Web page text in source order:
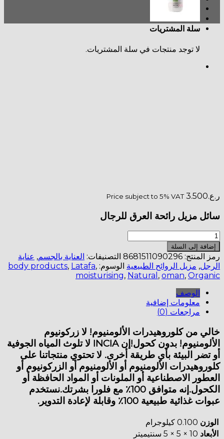
سلة المشتريات
لا توجد منتجات في سلة المشتريات.
ر.ع.3.500
Price subject to 5% VAT
سائل مزيل رائحة العرق للرجال
كمية
سائل
مزيل
رائحة
العرق
للرجال
إضافة إلى السلة
رمز المنتج: 8681511090296 التصنيفات: العناية بالجسم, عناية
الرجل, مزيل الروائح الطبيعية الوسوم: body products, Latafa,
moisturising, Natural , oman, Organic
الوصف
معلومات إضافية
مراجعات (0)
خالي من كلوروهيدرات الألومنيوم! لا زركونيوم
الألومنيوم! بدون كحول!إن INCIA لا تلوث المياه الجوفية
أو تضر البيئة بأي طريقة أخرى. لا تحتوي منتجاتنا على
كلوروهيدرات الألومنيوم أو الألومنيوم أو الزركونيوم أو
العطور الاصطناعية أو الملونات أو المواد الحافظة أو
الكحول.إنه متوافق 100٪ مع فلورا بشرتك.نستخدم
عبوات غذائية طبيعية 100٪ وقابلة لإعادة التدوير.
الوزن 0.100 كيلوجرام
الأبعاد 10 × 5 × 5 سنتيميتر